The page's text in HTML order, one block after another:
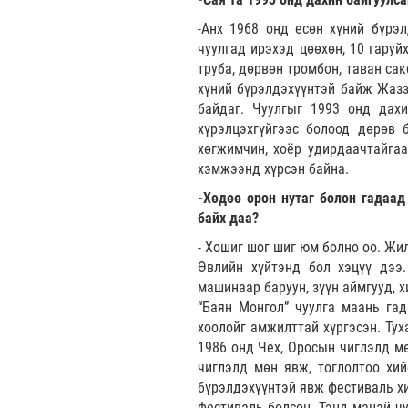
-Анх 1968 онд есөн хүний
чуулгад ирэхэд цөөхөн, 10
труба, дөрвөн тромбон, таван
хүний бүрэлдэхүүнтэй байж
байдаг. Чуулгыг 1993 онд
хүрэлцэхгүйгээс болоод
хөгжимчин, хоёр
хэмжээнд хүрсэн байна.
-Хөдөө орон нутаг болон
байх даа?
- Хошиг шог шиг юм болно оо. Жил
Өвлийн хүйтэнд бол хэцүү
машинаар баруун, зүүн аймгууд,
“Баян Монгол” чуулга маань
хоолойг амжилттай хүргэсэн.
1986 онд Чех, Оросын чиглэлд
чиглэлд мөн явж, тоглолтоо
бүрэлдэхүүнтэй явж фестиваль